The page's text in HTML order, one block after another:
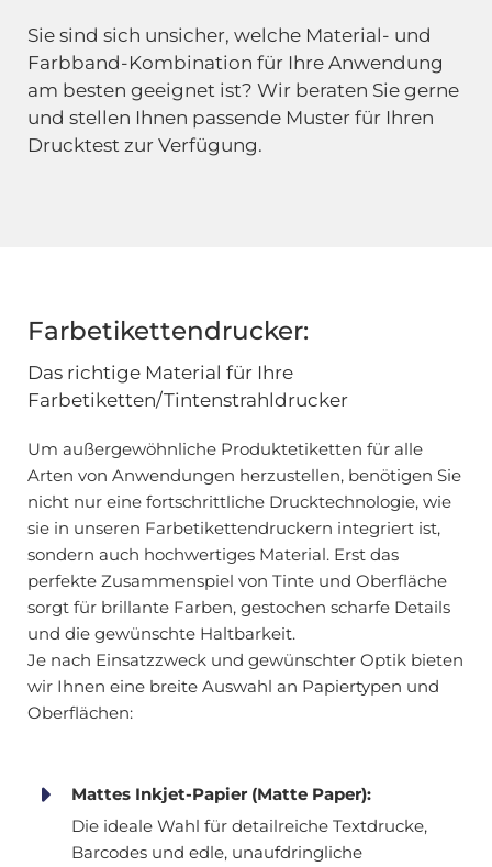
Sie sind sich unsicher, welche Material- und
Farbband-Kombination für Ihre Anwendung
am besten geeignet ist? Wir beraten Sie gerne
und stellen Ihnen passende Muster für Ihren
Drucktest zur Verfügung.
Farbetikettendrucker:
Das richtige Material für Ihre
Farbetiketten/Tintenstrahldrucker
Um außergewöhnliche Produktetiketten für alle
Arten von Anwendungen herzustellen, benötigen Sie
nicht nur eine fortschrittliche Drucktechnologie, wie
sie in unseren Farbetikettendruckern integriert ist,
sondern auch hochwertiges Material. Erst das
perfekte Zusammenspiel von Tinte und Oberfläche
sorgt für brillante Farben, gestochen scharfe Details
und die gewünschte Haltbarkeit.
Je nach Einsatzzweck und gewünschter Optik bieten
wir Ihnen eine breite Auswahl an Papiertypen und
Oberflächen:
Mattes Inkjet-Papier (Matte Paper):
Die ideale Wahl für detailreiche Textdrucke,
Barcodes und edle, unaufdringliche